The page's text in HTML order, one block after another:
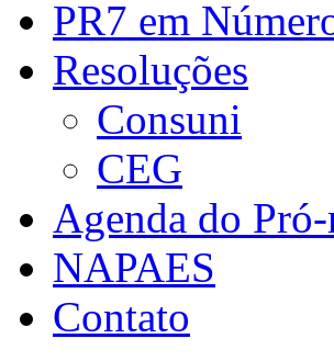
PR7 em
Resoluções
Consuni
CEG
Agenda do
NAPAES
Contato